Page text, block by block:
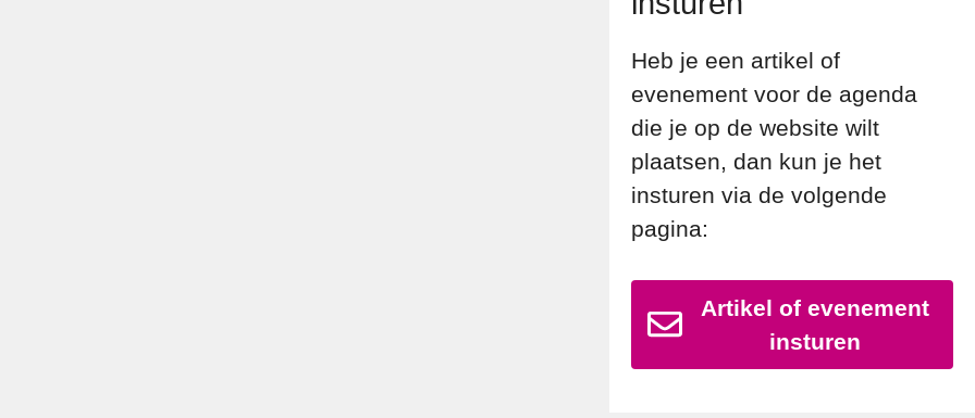
Heb je een artikel of
evenement voor de agenda
die je op de website wilt
plaatsen, dan kun je het
insturen via de volgende
pagina:
Artikel of evenement
insturen